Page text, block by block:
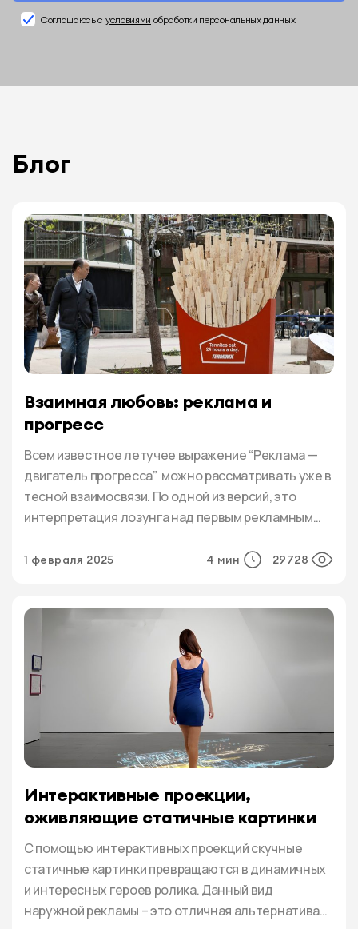
Соглашаюсь с условиями обработки персональных данных
Блог
Взаимная любовь: реклама и
прогресс
Всем известное летучее выражение “Реклама —
двигатель прогресса” можно рассматривать уже в
тесной взаимосвязи. По одной из версий, это
интерпретация лозунга над первым рекламным
архитектором и предпринимателем Людвигом
этот немалый срок изменилось очень многое,
прогресс коснулся практически всех […]
1 февраля 2025 4 мин 29728
Интерактивные проекции,
оживляющие статичные картинки
С помощью интерактивных проекций скучные
статичные картинки превращаются в динамичных
и интересных героев ролика. Данный вид
наружной рекламы – это отличная альтернатива